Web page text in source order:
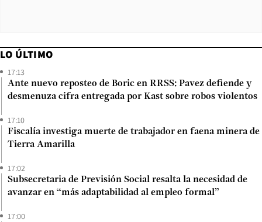
LO ÚLTIMO
17:13
Ante nuevo reposteo de Boric en RRSS: Pavez defiende y
desmenuza cifra entregada por Kast sobre robos violentos
17:10
Fiscalía investiga muerte de trabajador en faena minera de
Tierra Amarilla
17:02
Subsecretaria de Previsión Social resalta la necesidad de
avanzar en “más adaptabilidad al empleo formal”
17:00